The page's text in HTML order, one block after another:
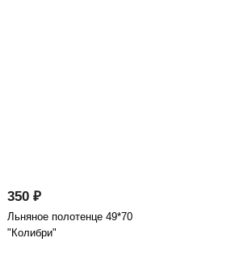
350 ₽
Льняное полотенце 49*70
"Колибри"